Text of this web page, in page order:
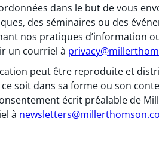
dans le but de vous
des séminaires ou des
nos pratiques d’information
un courriel à
peut être reproduite et
soit dans sa forme ou son
écrit préalable de
à